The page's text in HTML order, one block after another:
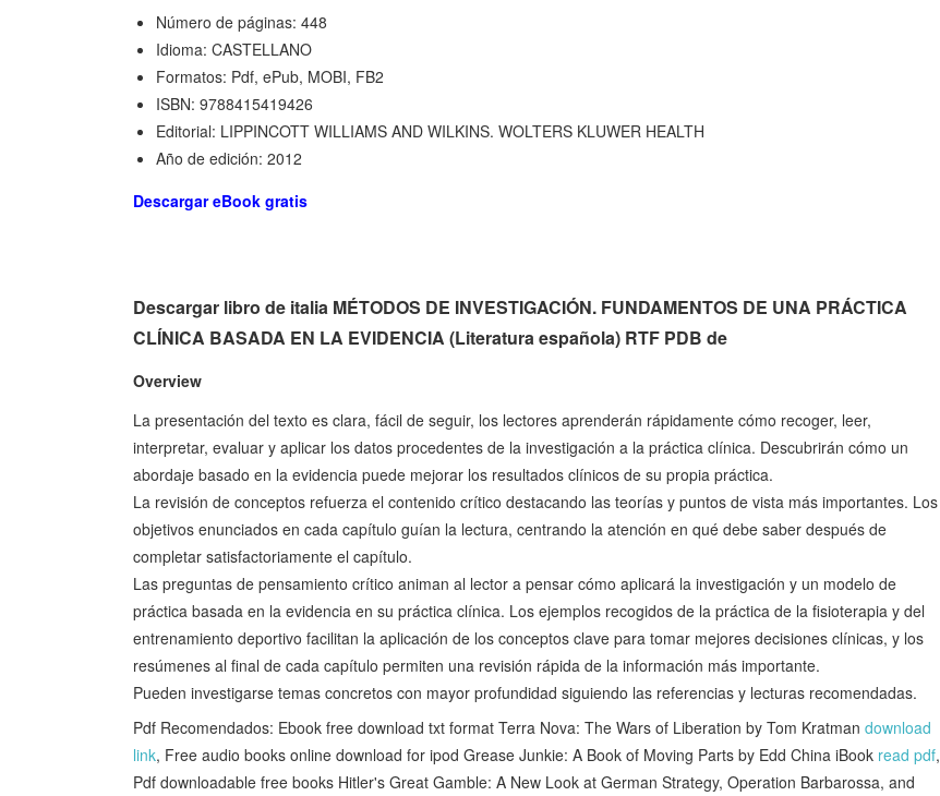
Número de páginas: 448
Idioma: CASTELLANO
Formatos: Pdf, ePub, MOBI, FB2
ISBN: 9788415419426
Editorial: LIPPINCOTT WILLIAMS AND WILKINS. WOLTERS KLUWER HEALTH
Año de edición: 2012
Descargar eBook gratis
Descargar libro de italia MÉTODOS DE INVESTIGACIÓN. FUNDAMENTOS DE UNA PRÁCTICA
CLÍNICA BASADA EN LA EVIDENCIA (Literatura española) RTF PDB de
Overview
La presentación del texto es clara, fácil de seguir, los lectores aprenderán rápidamente cómo recoger, leer,
interpretar, evaluar y aplicar los datos procedentes de la investigación a la práctica clínica. Descubrirán cómo un
abordaje basado en la evidencia puede mejorar los resultados clínicos de su propia práctica.
La revisión de conceptos refuerza el contenido crítico destacando las teorías y puntos de vista más importantes. Los
objetivos enunciados en cada capítulo guían la lectura, centrando la atención en qué debe saber después de
completar satisfactoriamente el capítulo.
Las preguntas de pensamiento crítico animan al lector a pensar cómo aplicará la investigación y un modelo de
práctica basada en la evidencia en su práctica clínica. Los ejemplos recogidos de la práctica de la fisioterapia y del
entrenamiento deportivo facilitan la aplicación de los conceptos clave para tomar mejores decisiones clínicas, y los
resúmenes al final de cada capítulo permiten una revisión rápida de la información más importante.
Pueden investigarse temas concretos con mayor profundidad siguiendo las referencias y lecturas recomendadas.
Pdf Recomendados: Ebook free download txt format Terra Nova: The Wars of Liberation by Tom Kratman download
link, Free audio books online download for ipod Grease Junkie: A Book of Moving Parts by Edd China iBook read pdf,
Pdf downloadable free books Hitler's Great Gamble: A New Look at German Strategy, Operation Barbarossa, and